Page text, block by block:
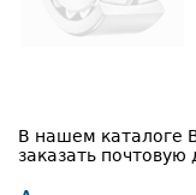
В нашем каталоге
заказать почтовую